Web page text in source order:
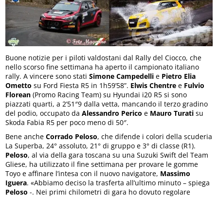
Buone notizie per i piloti valdostani dal Rally del Ciocco, che
nello scorso fine settimana ha aperto il campionato italiano
rally. A vincere sono statiSimone Campedelli e Pietro Elia
Ometto su Ford Fiesta R5 in 1h59’58”. Elwis Chentre e Fulvio
Florean (Promo Racing Team) su Hyundai i20 R5 si sono
piazzati quarti, a 2’51″9 dalla vetta, mancando il terzo gradino
del podio, occupato daAlessandro Perico e Mauro Turati su
Skoda Fabia R5 per poco meno di 50″.
Bene ancheCorrado Peloso, che difende i colori della scuderia
La Superba, 24° assoluto, 21° di gruppo e 3° di classe (R1).
Peloso, al via della gara toscana su una Suzuki Swift del Team
Gliese, ha utilizzato il fine settimana per provare le gomme
Toyo e affinare l’intesa con il nuovo navigatore, Massimo
Iguera. «Abbiamo deciso la trasferta all’ultimo minuto – spiega
Peloso -. Nei primi chilometri di gara ho dovuto regolare